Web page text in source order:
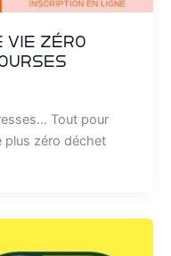
vie zéro
Tout pour
plus zéro déchet